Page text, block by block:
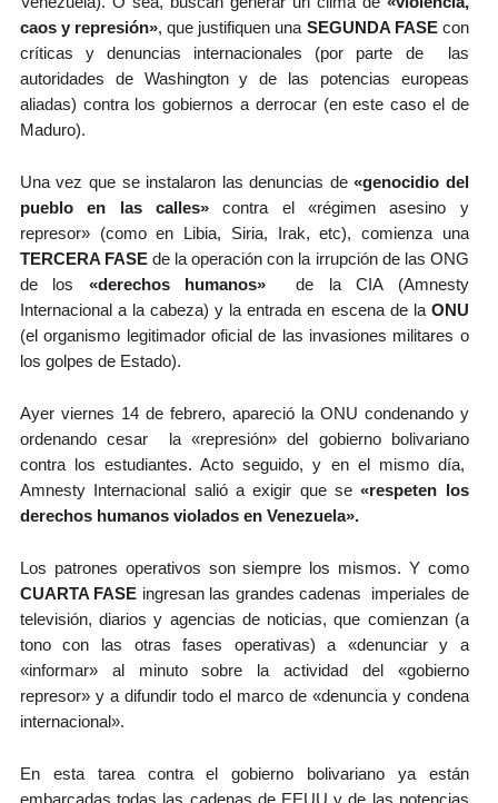
caos y represión», que justifiquen una SEGUNDA FASEcon
críticas y denuncias internacionales (por parte de las
autoridades de Washington y de las potencias europeas
aliadas) contra los gobiernos a derrocar (en este caso el de
Maduro).
Una vez que se instalaron las denuncias de«genocidio del
pueblo en las calles» contra el «régimen asesino y
represor» (como en Libia, Siria, Irak, etc), comienza una
TERCERA FASE de la operación con la irrupción de las ONG
de los «derechos humanos» de la CIA (Amnesty
Internacional a la cabeza) y la entrada en escena de la ONU
(el organismo legitimador oficial de las invasiones militares o
los golpes de Estado).
Ayer viernes 14 de febrero, apareció la ONU condenando y
ordenando cesar la «represión» del gobierno bolivariano
contra los estudiantes. Acto seguido, y en el mismo día,
Amnesty Internacional salió a exigir que se«respeten los
derechos humanos violados en Venezuela».
Los patrones operativos son siempre los mismos. Y como
CUARTA FASE ingresan las grandes cadenas imperiales de
televisión, diarios y agencias de noticias, que comienzan (a
tono con las otras fases operativas) a «denunciar y a
«informar» al minuto sobre la actividad del «gobierno
represor» y a difundir todo el marco de «denuncia y condena
internacional».
En esta tarea contra el gobierno bolivariano ya están